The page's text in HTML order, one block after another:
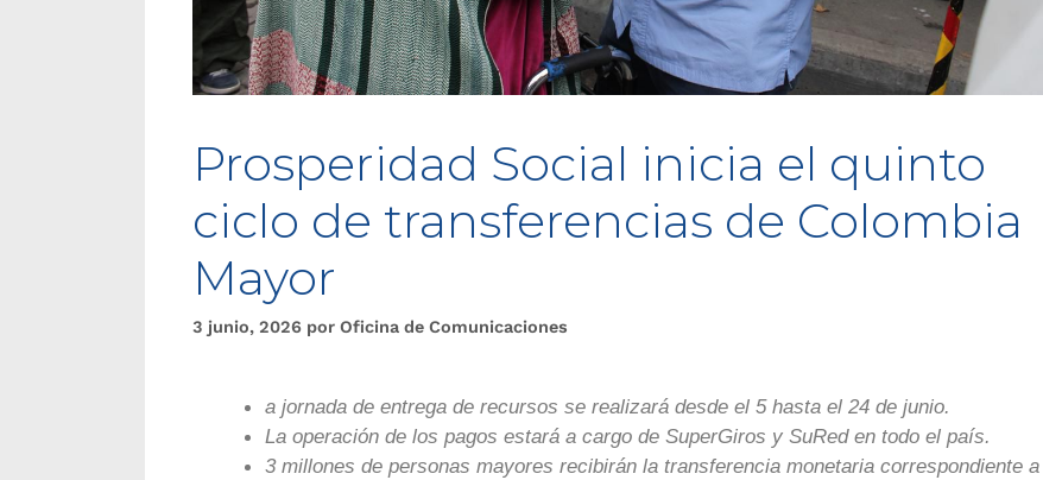
Prosperidad Social inicia el quinto
ciclo de transferencias de Colombia
Mayor
3 junio, 2026 por Oficina de Comunicaciones
a jornada de entrega de recursos se realizará desde el 5 hasta el 24 de junio.
La operación de los pagos estará a cargo de SuperGiros y SuRed en todo el país.
3 millones de personas mayores recibirán la transferencia monetaria correspondiente a